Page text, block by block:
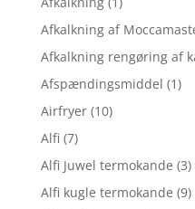
Afkalkning af
Afkalkning rengøring af
Afspændingsmiddel (1)
Airfryer (10)
Alfi (7)
Alfi Juwel termokande (3)
Alfi kugle termokande (9)